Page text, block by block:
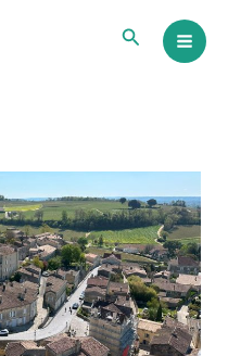
Buscar